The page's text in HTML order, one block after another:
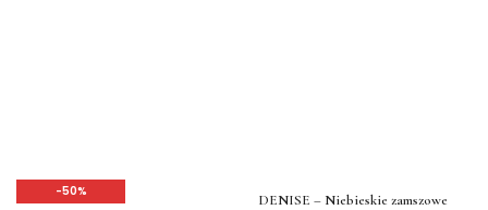
-50%
DENISE – Niebieskie zamszowe